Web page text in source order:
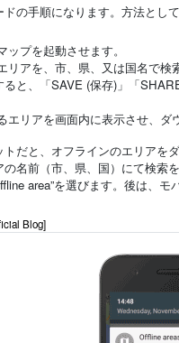
の手順になります。方法として
ップを起動させます。
リアを、市、県、又は国名で
ると、「SAVE (保存)」「
エリアを画面内に表示させ、ダ
トだと、オフラインのエリアを
名前（市、県、国）にて検索
area”を選びます。後は、モ
Blog]